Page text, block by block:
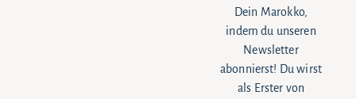
Dein Marokko,
indem du unseren
Newsletter
abonnierst! Du wirst
als Erster von